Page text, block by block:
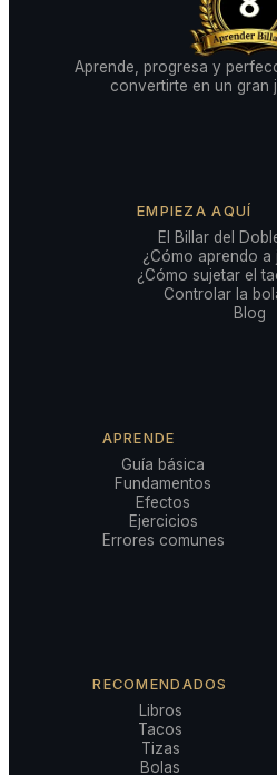
Aprende, progresa y
convertirte en un gran
EMPIEZA AQUÍ
El Billar del
¿Cómo aprendo a
¿Cómo sujetar el
Controlar la
Blog
APRENDE
Guía básica
Fundamentos
Efectos
Ejercicios
Errores comunes
RECOMENDADOS
Libros
Tacos
Tizas
Bolas